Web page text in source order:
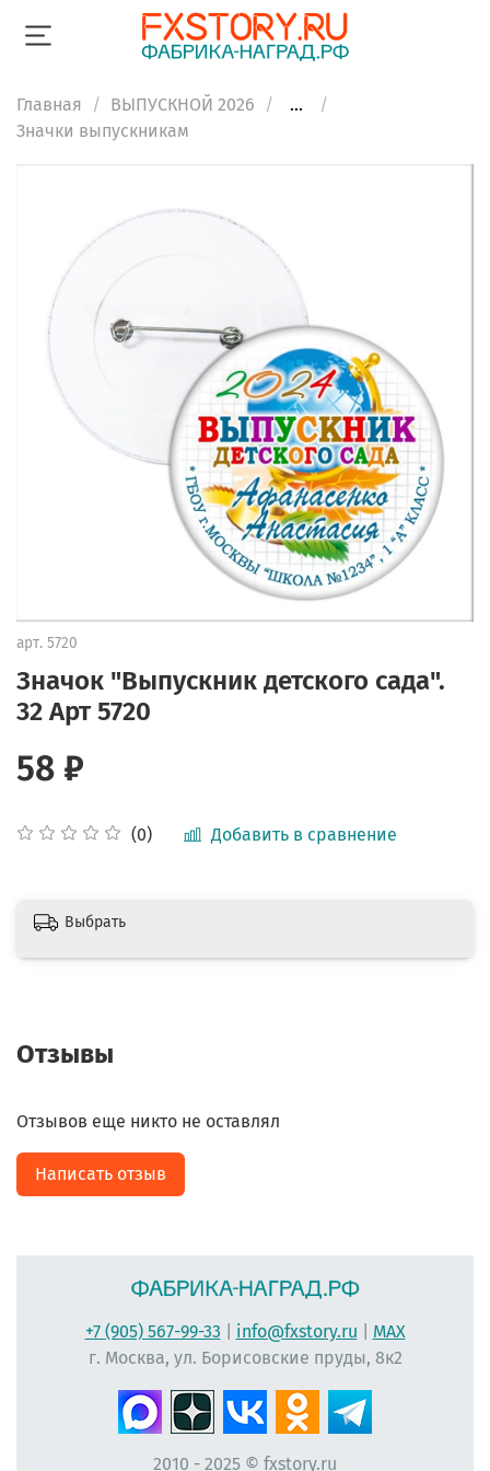
Главная ВЫПУСКНОЙ 2026
...
Значки выпускникам
арт. 5720
Значок "Выпускник детского сада".
32 Арт 5720
(0) Добавить в сравнение
58 ₽
Выбрать
Отзывы
Отзывов еще никто не оставлял
Написать отзыв
+7 (905) 567-99-33 info@fxstory.ru
MAX
г. Москва, ул. Борисовские пруды, 8к2
2010 - 2025 © fxstory.ru